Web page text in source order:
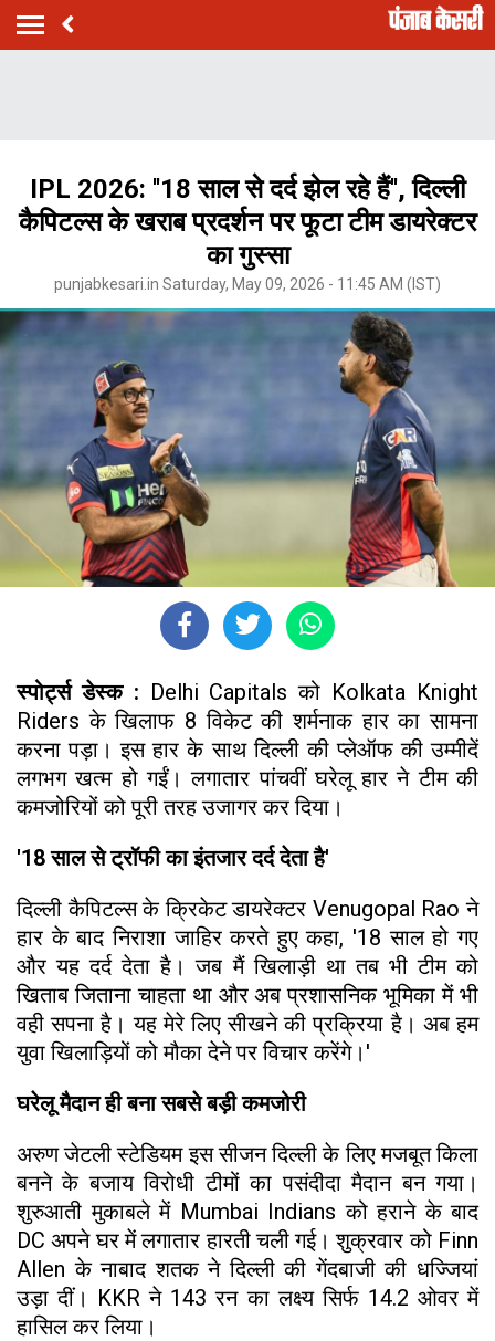
IPL 2026: ''18 साल से दर्द झेल रहे हैं'', दिल्ली
कैपिटल्स के खराब प्रदर्शन पर फूटा टीम डायरेक्टर
का गुस्सा
punjabkesari.in Saturday, May 09, 2026 - 11:45 AM (IST)
स्पोर्ट्स डेस्क : Delhi Capitals को Kolkata Knight
Riders के खिलाफ 8 विकेट की शर्मनाक हार का सामना
करना पड़ा। इस हार के साथ दिल्ली की प्लेऑफ की उम्मीदें
लगभग खत्म हो गईं। लगातार पांचवीं घरेलू हार ने टीम की
कमजोरियों को पूरी तरह उजागर कर दिया।
'18 साल से ट्रॉफी का इंतजार दर्द देता है'
दिल्ली कैपिटल्स के क्रिकेट डायरेक्टर Venugopal Rao ने
हार के बाद निराशा जाहिर करते हुए कहा, '18 साल हो गए
और यह दर्द देता है। जब मैं खिलाड़ी था तब भी टीम को
खिताब जिताना चाहता था और अब प्रशासनिक भूमिका में भी
वही सपना है। यह मेरे लिए सीखने की प्रक्रिया है। अब हम
युवा खिलाड़ियों को मौका देने पर विचार करेंगे।'
घरेलू मैदान ही बना सबसे बड़ी कमजोरी
अरुण जेटली स्टेडियम इस सीजन दिल्ली के लिए मजबूत किला
बनने के बजाय विरोधी टीमों का पसंदीदा मैदान बन गया।
शुरुआती मुकाबले में Mumbai Indians को हराने के बाद
DC अपने घर में लगातार हारती चली गई। शुक्रवार को Finn
Allen के नाबाद शतक ने दिल्ली की गेंदबाजी की धज्जियां
उड़ा दीं। KKR ने 143 रन का लक्ष्य सिर्फ 14.2 ओवर में
हासिल कर लिया।